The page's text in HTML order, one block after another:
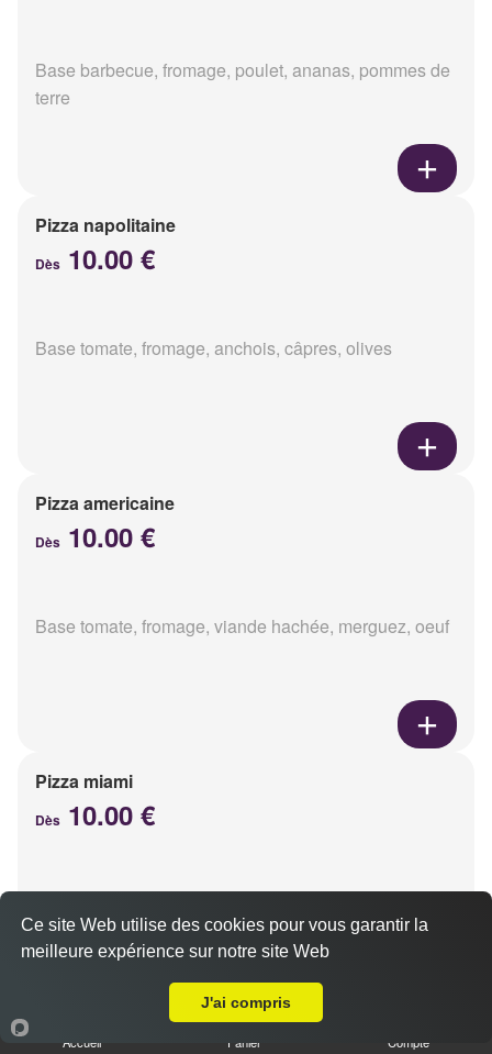
Base barbecue, fromage, poulet, ananas, pommes de
terre
Pizza napolitaine
Dès 10.00 €
Base tomate, fromage, anchois, câpres, olives
Pizza americaine
Dès 10.00 €
Base tomate, fromage, viande hachée, merguez, oeuf
Pizza miami
Dès 10.00 €
Accueil Panier Compte
Ce site Web utilise des cookies pour vous garantir la
meilleure expérience sur notre site Web
J'ai compris